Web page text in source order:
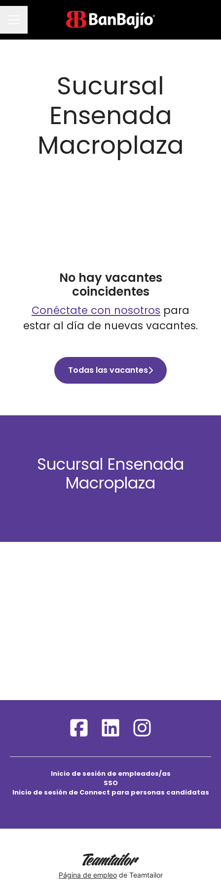
Menú de empleo
Sucursal
Ensenada
Macroplaza
No hay vacantes
coincidentes
Conéctate con nosotros para
estar al día de nuevas vacantes.
Todas las vacantes
Sucursal Ensenada
Macroplaza
Inicio de sesión de empleados/as
SSO
Inicio de sesión de Connect para personas candidatas
Página de empleode Teamtailor